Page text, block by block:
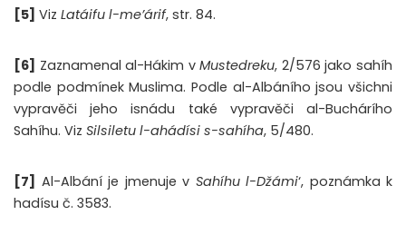
[5] Viz Latáifu l-me’árif, str. 84.
[6] Zaznamenal al-Hákim vMustedreku, 2/576 jako sahíh
podle podmínek Muslima. Podle al-Albáního jsou všichni
vypravěči jeho isnádu také vypravěči al-Buchárího
Sahíhu. Viz Silsiletu l-ahádísi s-sahíha, 5/480.
[7] Al-Albání je jmenuje v Sahíhu l-Džámi‘, poznámka k
hadísu č. 3583.